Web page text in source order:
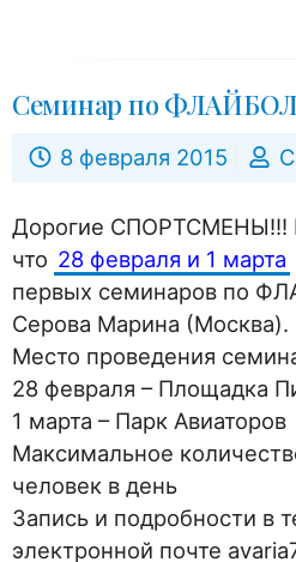
Семинар по
8 февраля 2015
Дорогие СПОРТСМЕНЫ!!!
что 28 февраля и 1 марта
первых семинаров по
Серова Марина (Москва).
Место проведения
28 февраля – Площадка
1 марта – Парк Авиаторов
Максимальное
человек в день
Запись и подробности в
электронной почте